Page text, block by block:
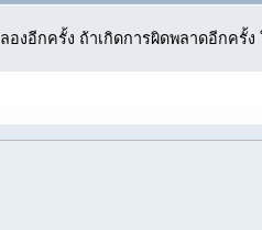
ลองอีกครั้ง ถ้าเกิดการผิดพลาดอีกครั้ง